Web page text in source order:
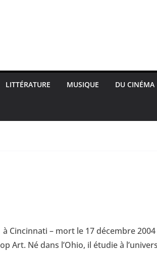
LITTÉRATURE MUSIQUE DU CINÉMA
Cincinnati – mort le 17 décembre
Art. Né dans l’Ohio, il étudie à